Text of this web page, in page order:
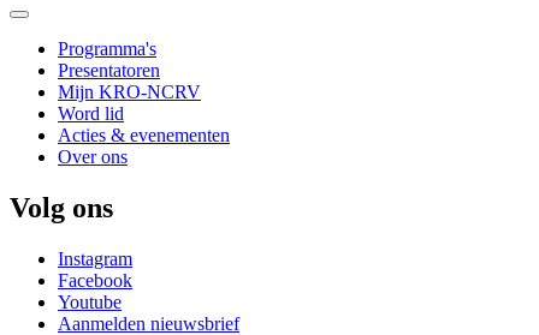
Programma's
Presentatoren
Mijn KRO-NCRV
Word lid
Acties & evenementen
Over ons
Volg ons
Instagram
Facebook
Youtube
Aanmelden nieuwsbrief